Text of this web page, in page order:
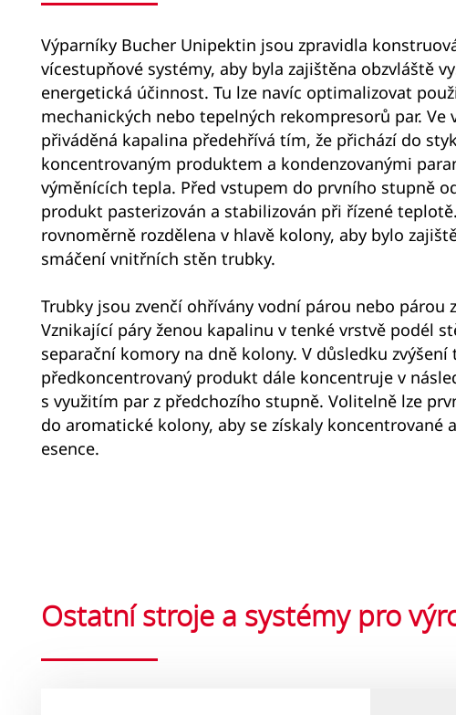
Výparníky Bucher Unipektin jsou zpravidla
vícestupňové systémy, aby byla zajištěna obzvláště
energetická účinnost. Tu lze navíc optimalizovat
mechanických nebo tepelných rekompresorů par. Ve
přiváděná kapalina předehřívá tím, že přichází do
koncentrovaným produktem a kondenzovanými
výměnících tepla. Před vstupem do prvního stupně
produkt pasterizován a stabilizován při řízené
rovnoměrně rozdělena v hlavě kolony, aby bylo
smáčení vnitřních stěn trubky.
Trubky jsou zvenčí ohřívány vodní párou nebo párou
Vznikající páry ženou kapalinu v tenké vrstvě podél
separační komory na dně kolony. V důsledku zvýšení
předkoncentrovaný produkt dále koncentruje v
s využitím par z předchozího stupně. Volitelně lze
do aromatické kolony, aby se získaly koncentrované
esence.
Ostatní stroje a systémy pro